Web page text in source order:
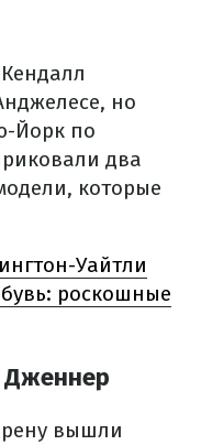
но
Йорк по
два
которые
Уайтли
роскошные
Дженнер
вышли